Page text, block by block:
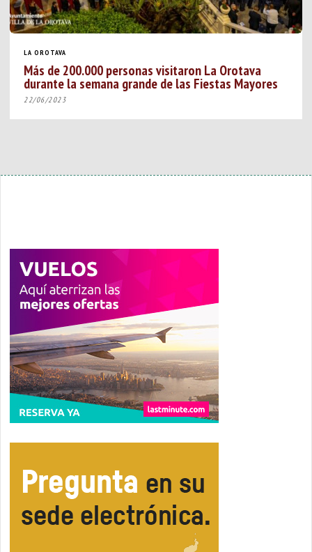
LA OROTAVA
Más de 200.000 personas visitaron La Orotava
durante la semana grande de las Fiestas Mayores
22/06/2023